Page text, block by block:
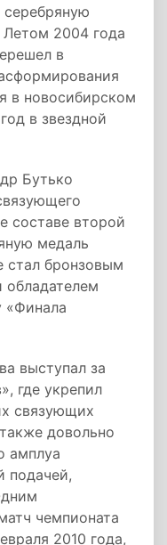
серебряную
2004 года
в
в новосибирском
в звездной
Бутько
составе второй
медаль
стал бронзовым
«Финала
выступал за
где укрепил
связующих
довольно
амплуа
подачей,
чемпионата
2010 года,